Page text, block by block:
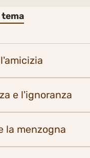
e l'ignoranza
la menzogna